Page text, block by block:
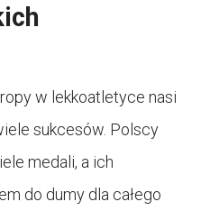
w lekkoatletyce nasi
sukcesów. Polscy
medali, a ich
do dumy dla całego